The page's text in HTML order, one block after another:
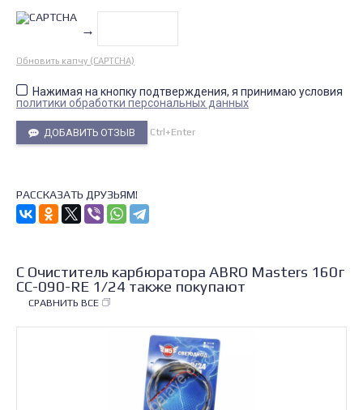
→
Обновить капчу (CAPTCHA)
Нажимая на кнопку подтверждения, я принимаю условия
политики обработки персональных данных
ДОБАВИТЬ ОТЗЫВ Ctrl+Enter
РАССКАЗАТЬ ДРУЗЬЯМ!
С Очиститель карбюратора ABRO Masters 160г
CC-090-RE 1/24 также покупают
СРАВНИТЬ ВСЕ